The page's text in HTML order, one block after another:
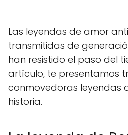
Las leyendas de amor
transmitidas de
han resistido el paso del
artículo, te presentamos
conmovedoras leyendas
historia.